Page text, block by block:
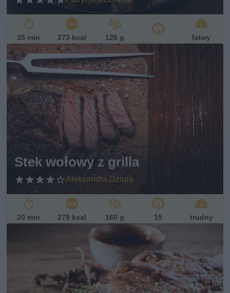
35 min 273 kcal 126 g łatwy
Stek wołowy z grilla
Aleksandra Dziura
20 min 279 kcal 160 g 15 trudny